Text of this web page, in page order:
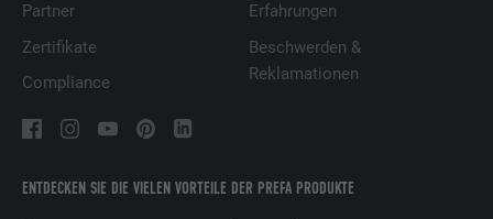
ENTDECKEN SIE DIE VIELEN VORTEILE DER PREFA PRODUKTE
Partner
Zertifikate
Compliance
Erfahrungen
Beschwerden &
Reklamationen